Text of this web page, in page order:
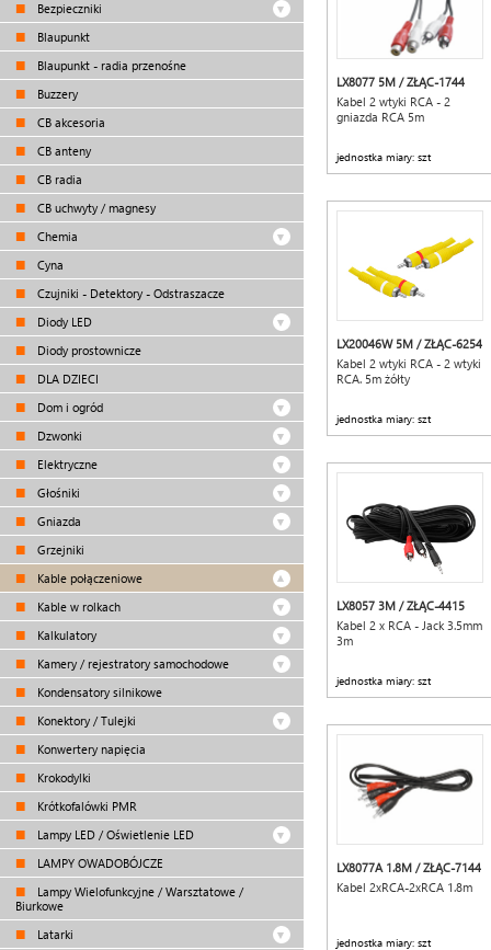
Bezpieczniki
Blaupunkt
Blaupunkt - radia przenośne
Buzzery
CB akcesoria
CB anteny
CB radia
CB uchwyty / magnesy
Chemia
Cyna
Czujniki - Detektory - Odstraszacze
Diody LED
Diody prostownicze
DLA DZIECI
Dom i ogród
Dzwonki
Elektryczne
Głośniki
Gniazda
Grzejniki
Kable połączeniowe
Kable w rolkach
Kalkulatory
Kamery / rejestratory samochodowe
Kondensatory silnikowe
Konektory / Tulejki
Konwertery napięcia
Krokodylki
Krótkofalówki PMR
Lampy LED / Oświetlenie LED
LAMPY OWADOBÓJCZE
Lampy Wielofunkcyjne / Warsztatowe /
Biurkowe
Latarki
LX8077 5M / ZŁĄC-1744
Kabel 2 wtyki RCA - 2
gniazda RCA 5m
jednostka miary: szt
LX20046W 5M / ZŁĄC-6254
Kabel 2 wtyki RCA - 2 wtyki
RCA. 5m żółty
jednostka miary: szt
LX8057 3M / ZŁĄC-4415
Kabel 2 x RCA - Jack 3.5mm
3m
jednostka miary: szt
LX8077A 1.8M / ZŁĄC-7144
Kabel 2xRCA-2xRCA 1.8m
jednostka miary: szt